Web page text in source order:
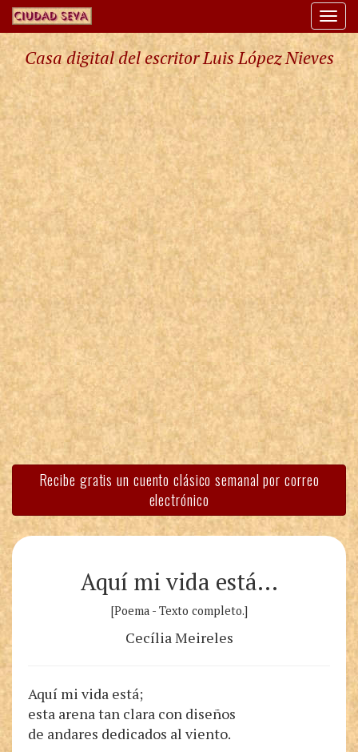
Casa digital del escritor Luis López Nieves
Recibe gratis un cuento clásico semanal por correo
electrónico
Aquí mi vida está…
[Poema - Texto completo.]
Cecília Meireles
Aquí mi vida está;
esta arena tan clara con diseños
de andares dedicados al viento.